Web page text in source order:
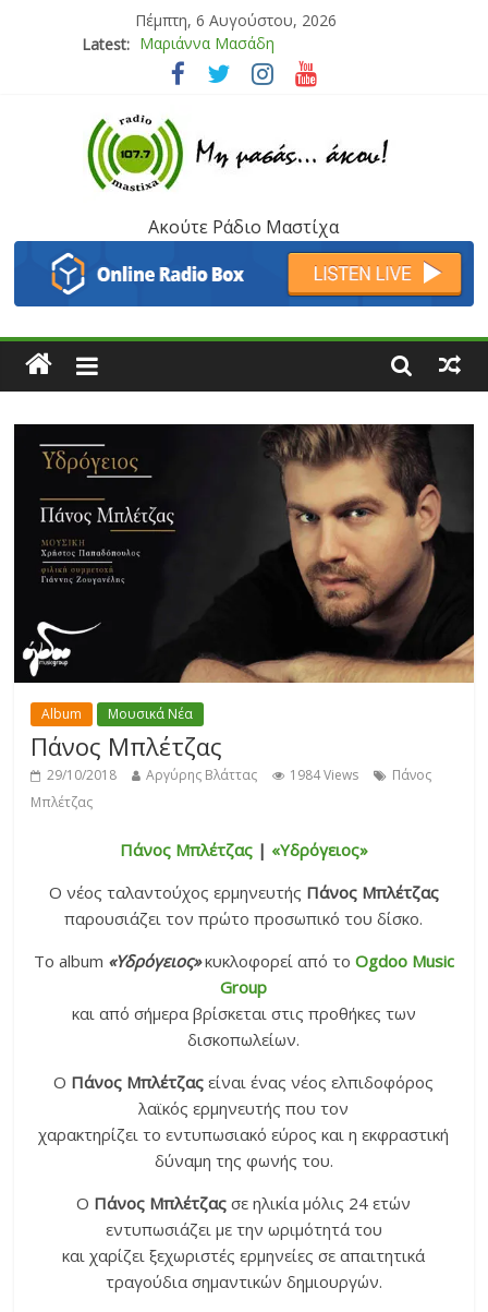
Πέμπτη, 6 Αυγούστου, 2026
Latest: Τάνια Μπρεάζου
Bliss
Μάνος Τρυπιάς & Γιώργος Στρατάκης
Ιορδάνης Αγαπητός
Μαριάννα Μασάδη
Ακούτε Ράδιο Μαστίχα
Album Μουσικά Νέα
Πάνος Μπλέτζας
29/10/2018 Αργύρης Βλάττας 1984 Views
Πάνος
Μπλέτζας
Πάνος Μπλέτζας| «Υδρόγειος»
Ο νέος ταλαντούχος ερμηνευτής Πάνος Μπλέτζας
παρουσιάζει τον πρώτο προσωπικό του δίσκο.
Το album «Υδρόγειος»κυκλοφορεί από το Ogdoo Music
Group
και από σήμερα βρίσκεται στις προθήκες των
δισκοπωλείων.
O Πάνος Μπλέτζας είναι ένας νέος ελπιδοφόρος
λαϊκός ερμηνευτής που τον
χαρακτηρίζει το εντυπωσιακό εύρος και η εκφραστική
δύναμη της φωνής του.
Ο Πάνος Μπλέτζας σε ηλικία μόλις 24 ετών
εντυπωσιάζει με την ωριμότητά του
και χαρίζει ξεχωριστές ερμηνείες σε απαιτητικά
τραγούδια σημαντικών δημιουργών.